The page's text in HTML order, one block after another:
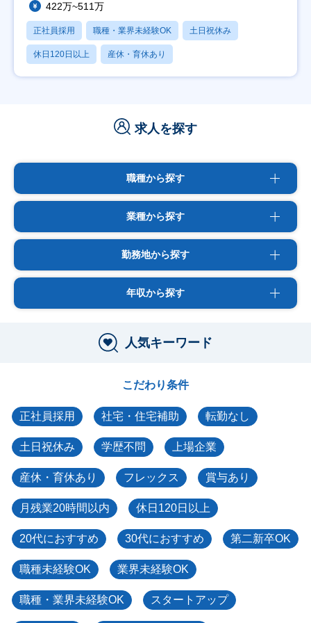
422万~511万
正社員採用 職種・業界未経験OK 土日祝休み
休日120日以上 産休・育休あり
求人を探す
職種から探す
業種から探す
勤務地から探す
年収から探す
人気キーワード
こだわり条件
正社員採用 社宅・住宅補助 転勤なし
土日祝休み 学歴不問 上場企業
産休・育休あり フレックス 賞与あり
月残業20時間以内 休日120日以上
20代におすすめ 30代におすすめ 第二新卒OK
職種未経験OK 業界未経験OK
職種・業界未経験OK スタートアップ